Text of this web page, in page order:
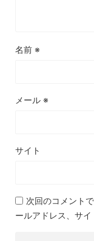
名前 ※
メール ※
サイト
次回のコメント
ールアドレス、サイ